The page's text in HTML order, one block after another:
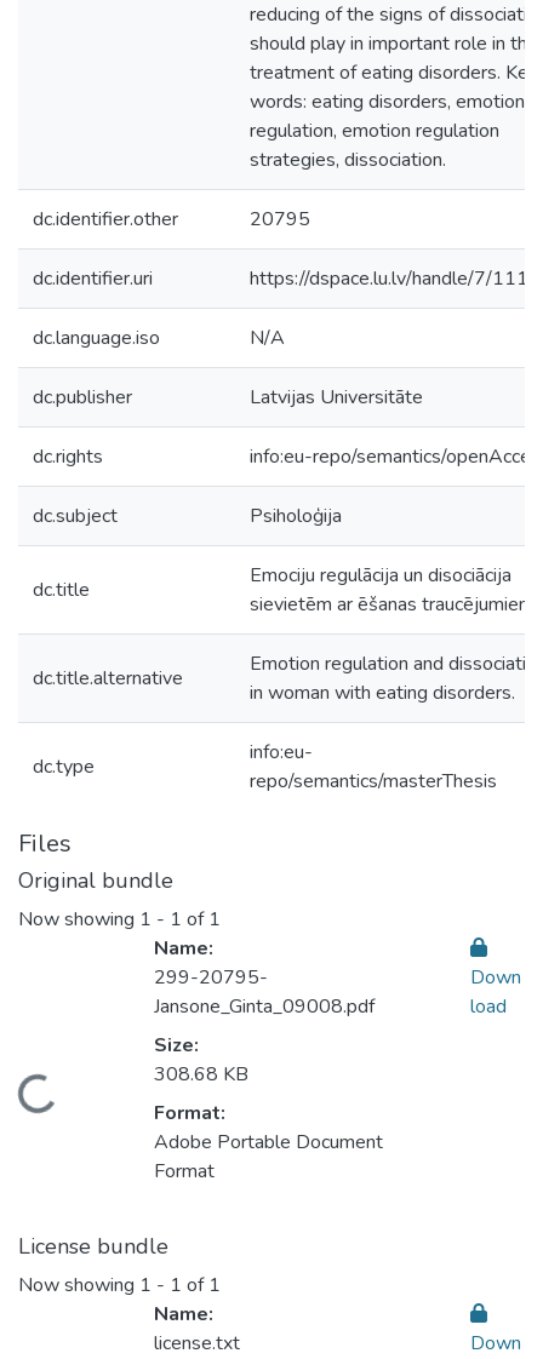
reducing of the signs of
should play in important role in the
treatment of eating disorders. Key
words: eating disorders, emotion
regulation, emotion regulation
strategies, dissociation.
dc.identifier.other 20795
dc.identifier.uri https://dspace.lu.lv/handle/7/
dc.language.iso N/A
dc.publisher Latvijas Universitāte
dc.rights info:eu-repo/semantics/
dc.subject Psiholoģija
dc.title
Emociju regulācija un disociācija
sievietēm ar ēšanas traucējumiem.
dc.title.alternative
Emotion regulation and
in woman with eating disorders.
dc.type
info:eu-
repo/semantics/masterThesis
Files
Original bundle
Now showing 1 - 1 of 1
Loading...
Name:
299-20795-
Jansone_Ginta_09008.pdf
Size:
308.68 KB
Format:
Adobe Portable Document
Format
Down
load
License bundle
Now showing 1 - 1 of 1
Name:
license.txt
Down